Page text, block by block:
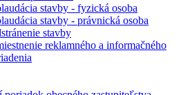
stavby - fyzická osoba
stavby - právnická osoba
stavby
reklamného a informačného